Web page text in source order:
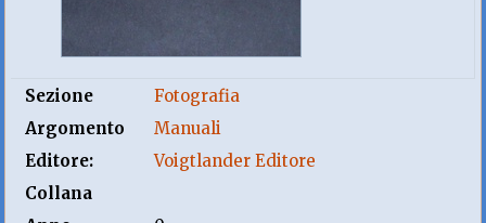
Sezione
Fotografia
Argomento
Manuali
Editore:
Voigtlander Editore
Collana